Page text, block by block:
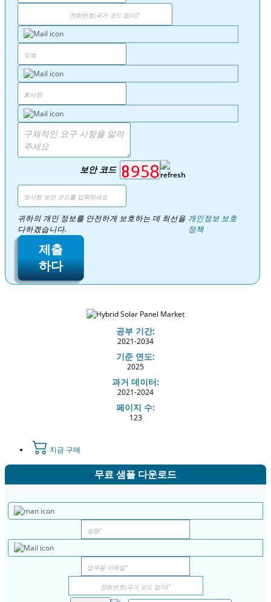
보안 코드
귀하의 개인 정보를 안전하게 보호하는 데 최선을
다하겠습니다.
개인정보 보호
정책
제출
하다
공부 기간:
2021-2034
기준 연도:
2025
과거 데이터:
2021-2024
페이지 수:
123
지금 구매
무료 샘플 다운로드